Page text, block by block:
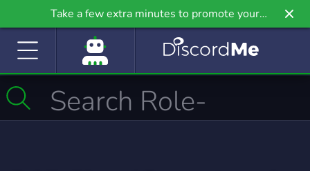
Take a few extra minutes to promote your
community even further on Griv.io, our newest